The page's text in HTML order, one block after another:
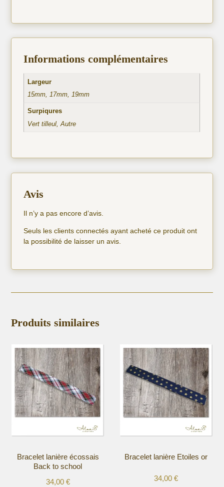
Informations complémentaires
Largeur
15mm, 17mm, 19mm
Surpiqures
Vert tilleul, Autre
Avis
Il n’y a pas encore d’avis.
Seuls les clients connectés ayant acheté ce produit ont
la possibilité de laisser un avis.
Produits similaires
Bracelet lanière écossais
Back to school
34,00 €
Bracelet lanière Etoiles or
34,00€